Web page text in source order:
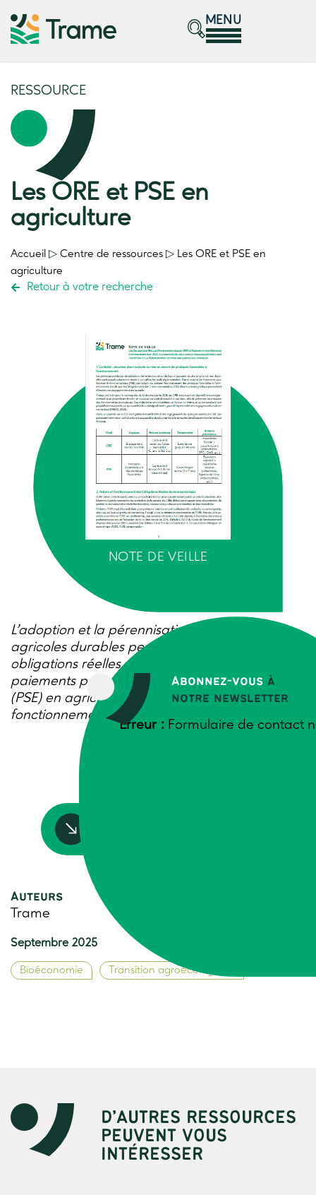
MENU
Abonnez-vous à
notre newsletter
Erreur : Formulaire de contact
RESSOURCE
Les ORE et PSE en
agriculture
Accueil ▷ Centre de ressources ▷ Les ORE et PSE en
agriculture
Retour à votre recherche
NOTE DE VEILLE
L’adoption et la pérennisation de pratiques
agricoles durables peut se faire par 2 outils les
obligations réelles environnementales (ORE) et
paiements pour services environnementaux
(PSE) en agriculture. Cette note présente leur
fonctionnement et freins à leur déploiement.
Auteurs
Trame
Septembre 2025
Bioéconomie Transition agroécologique
D’AUTRES RESSOURCES
PEUVENT VOUS
INTÉRESSER